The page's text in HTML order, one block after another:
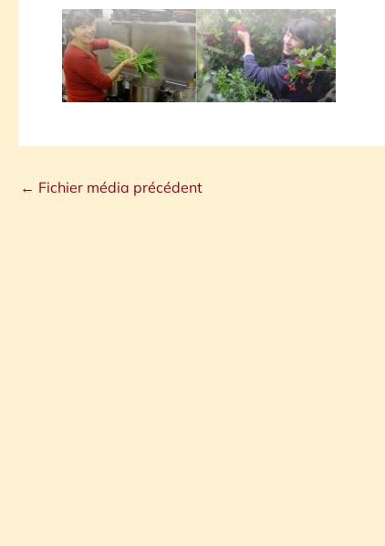
← Fichier média précédent